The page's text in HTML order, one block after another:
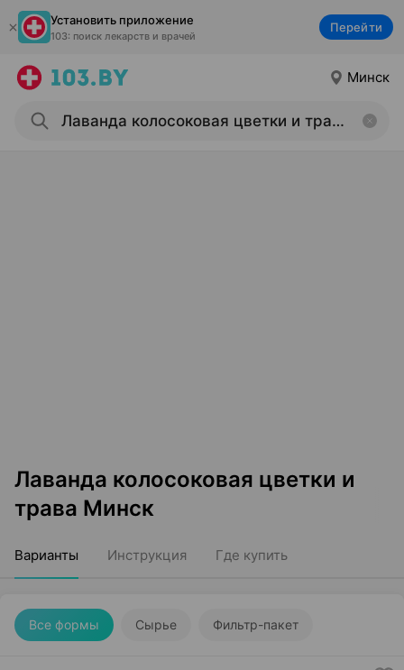
Установить приложение
103: поиск лекарств и врачей
Перейти
Минск
Лаванда колосоковая цветки и
трава Минск
Варианты Инструкция Где купить
Все формы Сырье Фильтр-пакет